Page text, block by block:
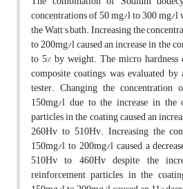
concentrations of 50 mg/l to 300 mg/l
the Watt’s bath. Increasing the
to 200mg/l caused an increase in the
to 5% by weight. The micro
composite coatings was evaluated
tester. Changing the
150mg/l due to the increase in the
particles in the coating caused an
260Hv to 510Hv. Increasing the
150mg/l to 200mg/l caused a
510Hv to 460Hv despite the
reinforcement particles in the